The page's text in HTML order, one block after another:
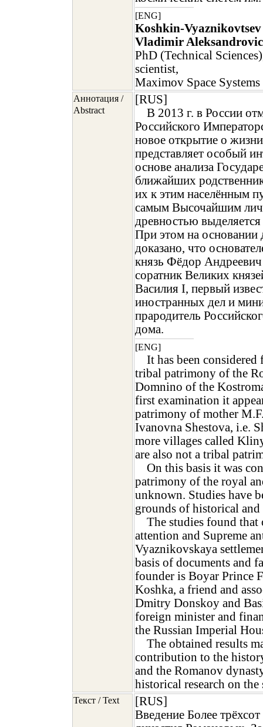
[ENG]
Koshkin-Vyaznikovtsev
Vladimir
PhD (Technical
scientist,
Maximov Space
Аннотация /
Abstract
[RUS]
В 2013 г. в России
Российского
новое открытие о
представляет особый
основе анализа
ближайших
их к этим населённым
самым Высочайшим
древностью
При этом на основании
доказано, что
князь Фёдор
соратник Великих
Василия I, первый
иностранных дел и
прародитель
дома.
[ENG]
It has been
tribal patrimony of the
Domnino of the
first examination it
patrimony of mother
Ivanovna Shestova, i.e.
more villages called
are also not a tribal
On this basis it was
patrimony of the royal
unknown. Studies have
grounds of historical and
The studies found that
attention and Supreme
Vyaznikovskaya
basis of documents and
founder is Boyar Prince
Koshka, a friend and
Dmitry Donskoy and
foreign minister and
the Russian Imperial
The obtained results
contribution to the
and the Romanov
historical research on the
Текст / Text
[RUS]
Введение Более